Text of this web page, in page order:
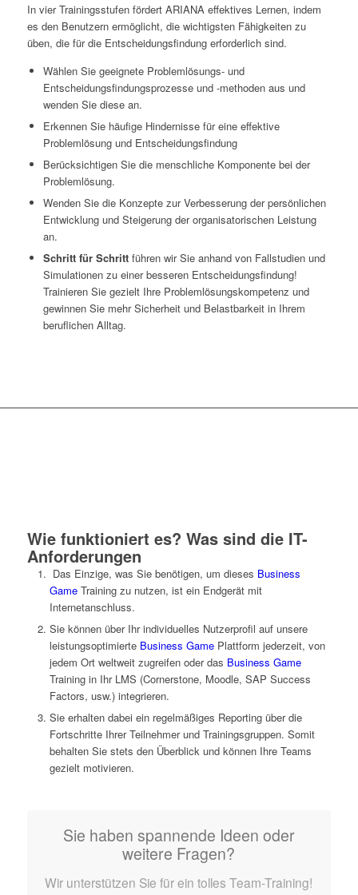
In vier Trainingsstufen fördert ARIANA effektives Lernen, indem
es den Benutzern ermöglicht, die wichtigsten Fähigkeiten zu
üben, die für die Entscheidungsfindung erforderlich sind.
Wählen Sie geeignete Problemlösungs- und
Entscheidungsfindungsprozesse und -methoden aus und
wenden Sie diese an.
Erkennen Sie häufige Hindernisse für eine effektive
Problemlösung und Entscheidungsfindung
Berücksichtigen Sie die menschliche Komponente bei der
Problemlösung.
Wenden Sie die Konzepte zur Verbesserung der persönlichen
Entwicklung und Steigerung der organisatorischen Leistung
an.
Schritt für Schrittführen wir Sie anhand von Fallstudien und
Simulationen zu einer besseren Entscheidungsfindung!
Trainieren Sie gezielt Ihre Problemlösungskompetenz und
gewinnen Sie mehr Sicherheit und Belastbarkeit in Ihrem
beruflichen Alltag.
Wie funktioniert es? Was sind die IT-
Anforderungen
Das Einzige, was Sie benötigen, um dieses Business
GameTraining zu nutzen, ist ein Endgerät mit
Internetanschluss.
Sie können über Ihr individuelles Nutzerprofil auf unsere
leistungsoptimierte Business GamePlattform jederzeit, von
jedem Ort weltweit zugreifen oder das Business Game
Training in Ihr LMS (Cornerstone, Moodle, SAP Success
Factors, usw.) integrieren.
Sie erhalten dabei ein regelmäßiges Reporting über die
Fortschritte Ihrer Teilnehmer und Trainingsgruppen. Somit
behalten Sie stets den Überblick und können Ihre Teams
gezielt motivieren.
Sie haben spannende Ideen oder
weitere Fragen?
Wir unterstützen Sie für ein tolles Team-Training!